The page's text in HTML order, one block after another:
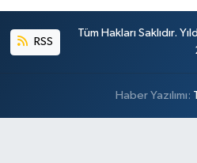
RSS
Tüm Hakları Saklıdır.
Haber Yazılımı: